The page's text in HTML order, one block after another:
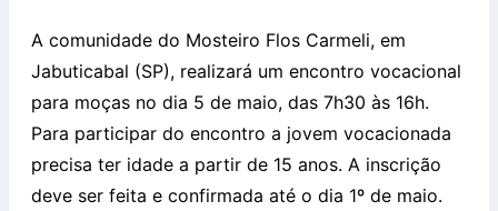
A comunidade do Mosteiro Flos Carmeli, em
Jabuticabal (SP), realizará um encontro vocacional
para moças no dia 5 de maio, das 7h30 às 16h.
Para participar do encontro a jovem vocacionada
precisa ter idade a partir de 15 anos. A inscrição
deve ser feita e confirmada até o dia 1º de maio.